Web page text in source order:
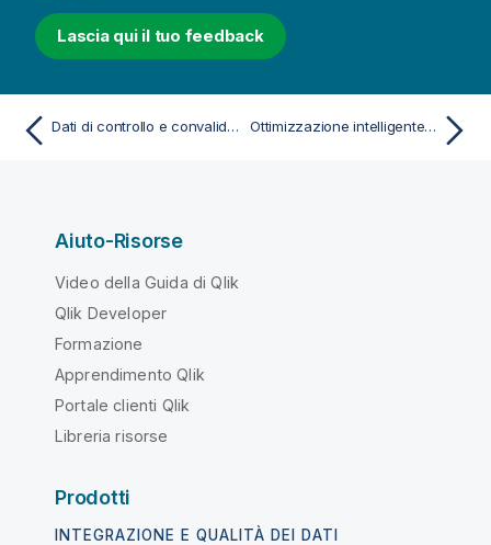
Lascia qui il tuo feedback
Dati di controllo e convalida incrociata Ottimizzazione intelligente del modello
Aiuto-Risorse
Video della Guida di Qlik
Qlik Developer
Formazione
Apprendimento Qlik
Portale clienti Qlik
Libreria risorse
Prodotti
INTEGRAZIONE E QUALITÀ DEI DATI